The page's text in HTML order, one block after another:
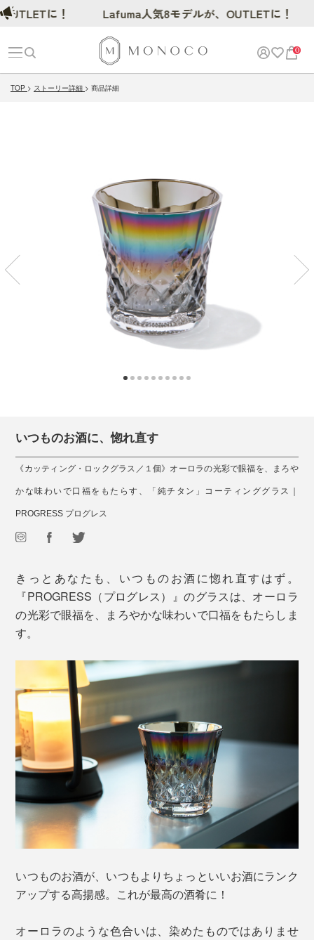
0
TOP ストーリー詳細 商品詳細
いつものお酒に、惚れ直す
《カッティング・ロックグラス／１個》オーロラの光彩で眼福を、まろや
かな味わいで口福をもたらす、「純チタン」コーティンググラス｜
PROGRESS プログレス
きっとあなたも、いつものお酒に惚れ直すはず。
『PROGRESS（プログレス）』のグラスは、オーロラ
の光彩で眼福を、まろやかな味わいで口福をもたらしま
す。
いつものお酒が、いつもよりちょっといいお酒にランク
アップする高揚感。これが最高の酒肴に！
オーロラのような色合いは、染めたものではありませ
に！ Lafuma人気8モデルが、OUTLETに！